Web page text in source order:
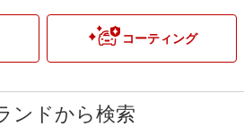
コーティング
ンドから検索